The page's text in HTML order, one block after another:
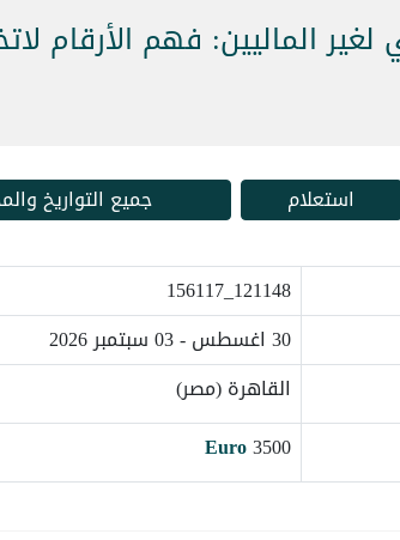
لغير الماليين: فهم الأرقام
استعلام جميع التواريخ
121148_156117
30 اغسطس - 03 سبتمبر 2026
القاهرة (مصر)
3500
Euro